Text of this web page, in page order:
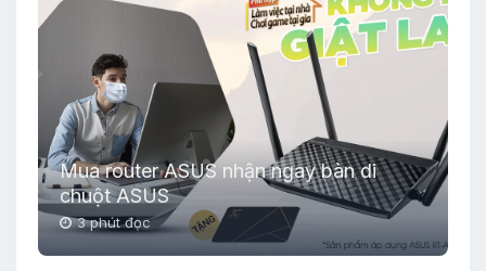
Mua router ASUS nhận ngay bàn di
chuột ASUS
3 phút đọc